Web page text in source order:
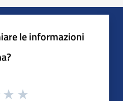
le informazioni